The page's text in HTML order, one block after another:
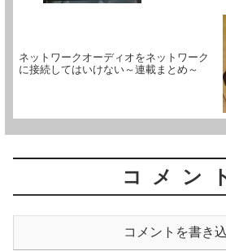
ネットワークオーディオをネットワーク
に接続してはいけない～連載まとめ～
コメン
コメントを書き